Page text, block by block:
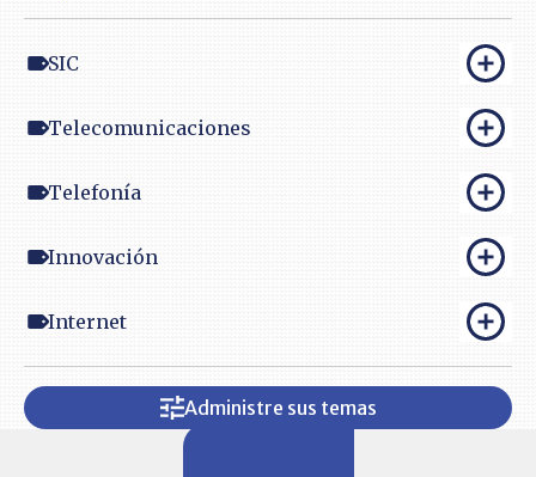
SIC
Telecomunicaciones
Telefonía
Innovación
Internet
Administre sus temas